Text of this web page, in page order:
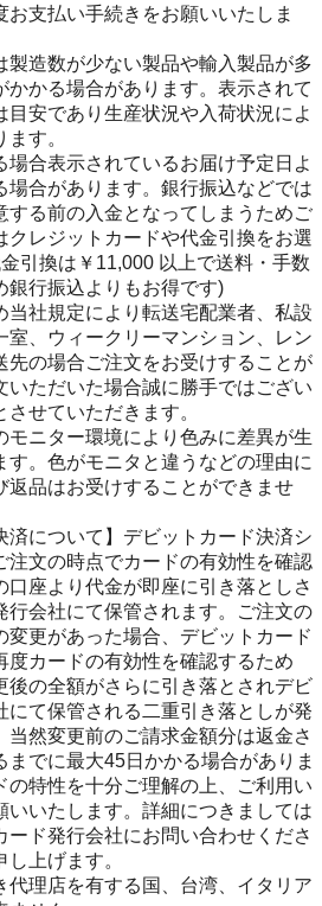
お支払い手続きをお願いいたしま
製造数が少ない製品や輸入製品が多
かかる場合があります。表示されて
目安であり生産状況や入荷状況によ
す。
場合表示されているお届け予定日よ
場合があります。銀行振込などでは
する前の入金となってしまうためご
クレジットカードや代金引換をお選
引換は￥11,000 以上で送料・手数
銀行振込よりもお得です)
当社規定により転送宅配業者、私設
室、ウィークリーマンション、レン
先の場合ご注文をお受けすることが
いただいた場合誠に勝手ではござい
せていただきます。
モニター環境により色みに差異が生
す。色がモニタと違うなどの理由に
返品はお受けすることができませ
済について】デビットカード決済シ
注文の時点でカードの有効性を確認
口座より代金が即座に引き落としさ
行会社にて保管されます。ご注文の
変更があった場合、デビットカード
度カードの有効性を確認するため
後の全額がさらに引き落とされデビ
にて保管される二重引き落としが発
当然変更前のご請求金額分は返金さ
までに最大45日かかる場合がありま
の特性を十分ご理解の上、ご利用い
いいたします。詳細につきましては
ード発行会社にお問い合わせくださ
上げます。
代理店を有する国、台湾、イタリア